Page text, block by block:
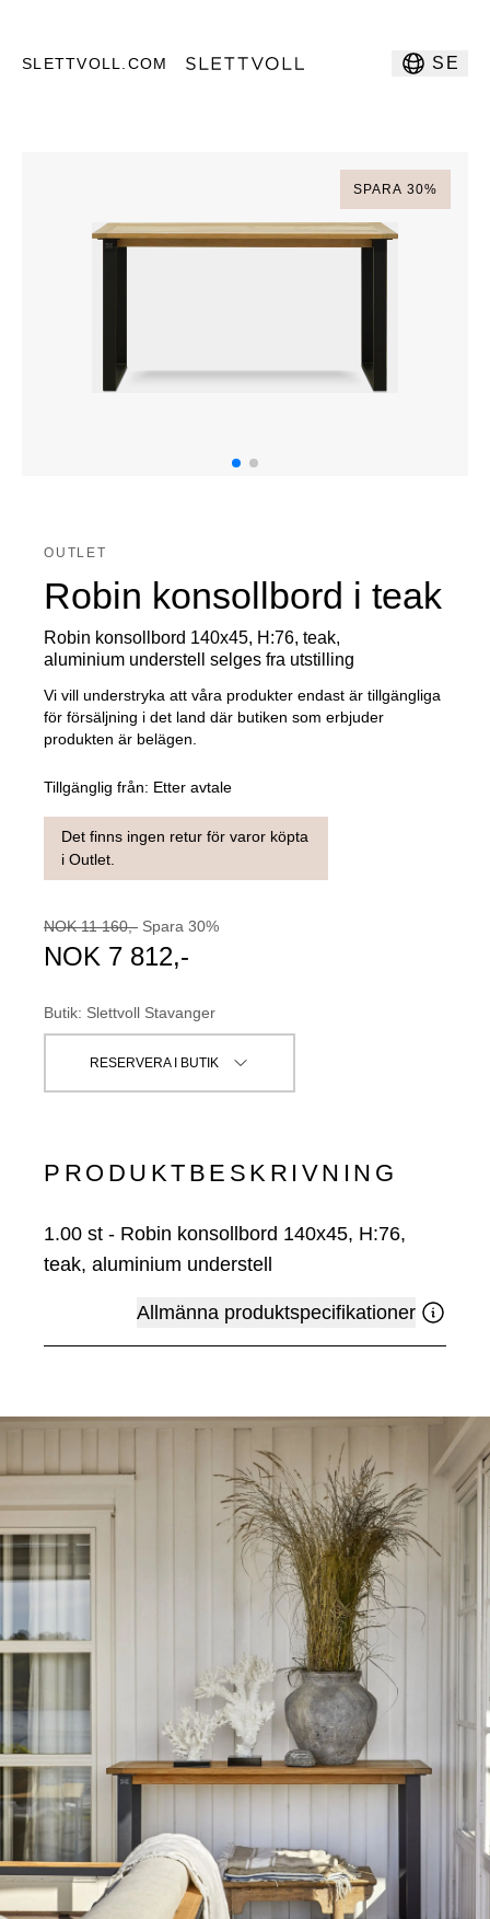
SLETTVOLL.COM SE
SPARA 30%
OUTLET
Robin konsollbord i teak
Robin konsollbord 140x45, H:76, teak,
aluminium understell selges fra utstilling
Vi vill understryka att våra produkter endast är tillgängliga
för försäljning i det land där butiken som erbjuder
produkten är belägen.
Tillgänglig från: Etter avtale
Det finns ingen retur för varor köpta
i Outlet.
NOK 11 160,- Spara 30%
NOK 7 812,-
Butik: Slettvoll Stavanger
RESERVERA I BUTIK
PRODUKTBESKRIVNING
1.00 st - Robin konsollbord 140x45, H:76,
teak, aluminium understell
Allmänna produktspecifikationer